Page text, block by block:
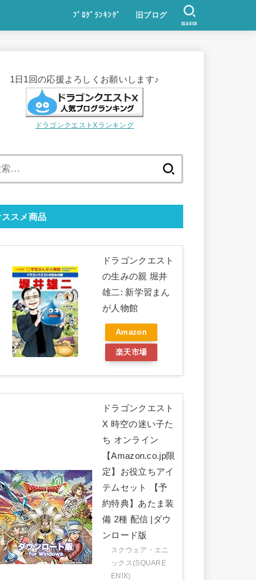
ﾌﾞﾛｸﾞﾗﾝｷﾝｸﾞ 旧ブログ
SEARCH
1日1回の応援よろしくお願いします♪
ドラゴンクエストXランキング
ススメ商品
ドラゴンクエスト
の生みの親 堀井
雄二: 新学習まん
が人物館
Amazon
楽天市場
ドラゴンクエスト
X 時空の迷い子た
ち オンライン
【Amazon.co.jp限
定】お役立ちアイ
テムセット 【予
約特典】あたま装
備 2種 配信 |ダウ
ンロード版
スクウェア・エニ
ックス(SQUARE
ENIX)